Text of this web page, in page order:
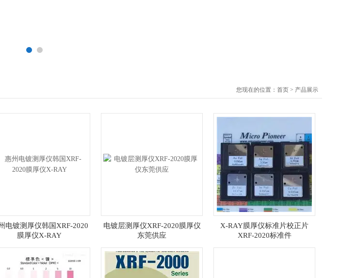
您现在的位置： 首页 > 产品展示
电镀测厚仪韩国XRF-2020
膜厚仪X-RAY
电镀层测厚仪XRF-2020膜厚仪
东莞供应
X-RAY膜厚仪标准片校正片
XRF-2020标准件